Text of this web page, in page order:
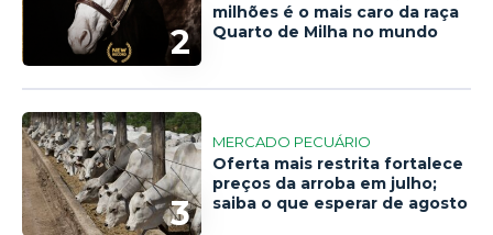
2
milhões é o mais caro da raça
Quarto de Milha no mundo
3
MERCADO PECUÁRIO
Oferta mais restrita fortalece
preços da arroba em julho;
saiba o que esperar de agosto